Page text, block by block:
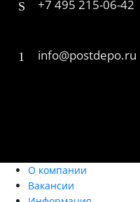
+7 495 215-06-42
info@postdepo.ru
О компании
Вакансии